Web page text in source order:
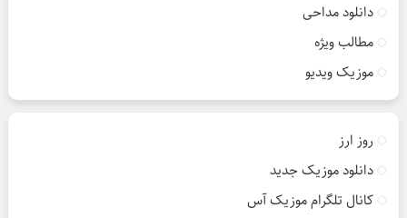
دانلود مداحی
مطالب ویژه
موزیک ویدیو
روز ارز
دانلود موزیک جدید
کانال تلگرام موزیک آس